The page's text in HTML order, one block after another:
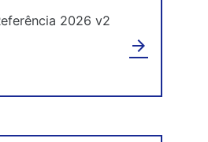
2026 v2
arrow_forward